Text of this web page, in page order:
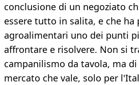
conclusione di un negoziato
essere tutto in salita, e che
agroalimentari uno dei punti
affrontare e risolvere. Non si
campanilismo da tavola, ma
mercato che vale, solo per